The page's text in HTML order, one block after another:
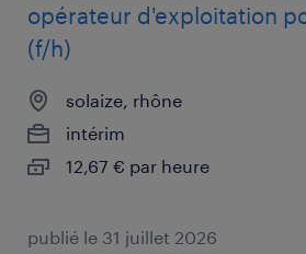
opérateur d'exploitation
(f/h)
solaize, rhône
intérim
12,67 € par heure
publié le 31 juillet 2026